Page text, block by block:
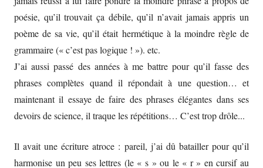
poésie, qu’il trouvait ça débile, qu’il n’avait jamais appris un
poème de sa vie, qu’il était hermétique à la moindre règle de
grammaire (« c’est pas logique ! »). etc.
J’ai aussi passé des années à me battre pour qu’il fasse des
phrases complètes quand il répondait à une question… et
maintenant il essaye de faire des phrases élégantes dans ses
devoirs de science, il traque les répétitions… C’est trop drôle...
Il avait une écriture atroce : pareil, j’ai dû batailler pour qu’il
harmonise un peu ses lettres (le « s » ou le « r » en cursif au